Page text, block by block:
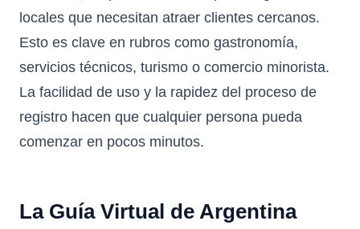
locales que necesitan atraer clientes cercanos.
Esto es clave en rubros como gastronomía,
servicios técnicos, turismo o comercio minorista.
La facilidad de uso y la rapidez del proceso de
registro hacen que cualquier persona pueda
comenzar en pocos minutos.
La Guía Virtual de Argentina